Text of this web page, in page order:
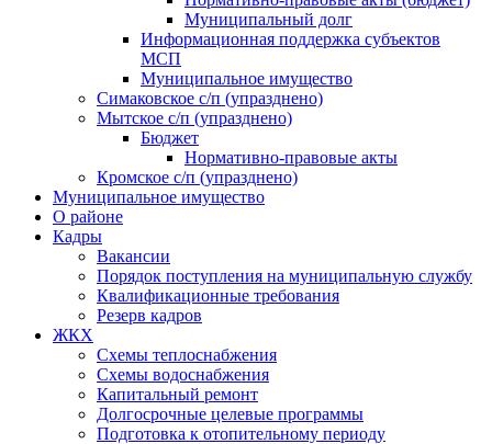
Муниципальный долг
Информационная поддержка субъектов
МСП
Муниципальное имущество
Симаковское с/п (упразднено)
Мытское с/п (упразднено)
Бюджет
Нормативно-правовые акты
Кромское с/п (упразднено)
Муниципальное имущество
О районе
Кадры
Вакансии
Порядок поступления на муниципальную службу
Квалификационные требования
Резерв кадров
ЖКХ
Схемы теплоснабжения
Схемы водоснабжения
Капитальный ремонт
Долгосрочные целевые программы
Подготовка к отопительному периоду